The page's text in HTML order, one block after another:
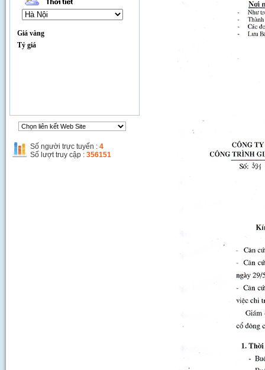
Thi công đường qua SVĐ Quốc Gia
Giá vàng
Tỷ giá
Số người trực tuyến : 4
Số lượt truy cập : 356151